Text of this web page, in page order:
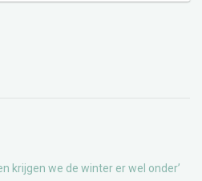
krijgen we de winter er wel onder’